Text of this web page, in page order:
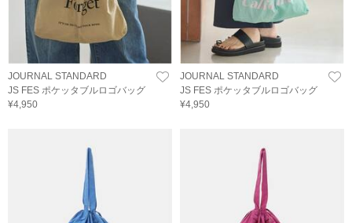
JOURNAL STANDARD
JS FES ポケッタブルロゴバッグ
¥4,950
JOURNAL STANDARD
JS FES ポケッタブルロゴバッグ
¥4,950